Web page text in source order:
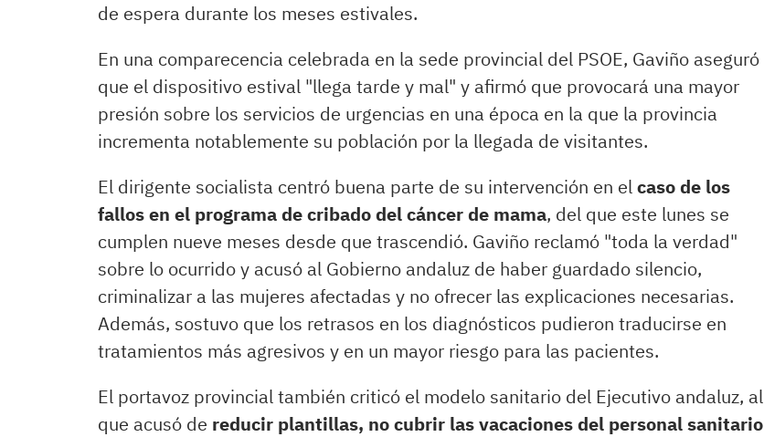
de espera durante los meses estivales.
En una comparecencia celebrada en la sede provincial del PSOE, Gaviño aseguró
que el dispositivo estival "llega tarde y mal" y afirmó que provocará una mayor
presión sobre los servicios de urgencias en una época en la que la provincia
incrementa notablemente su población por la llegada de visitantes.
El dirigente socialista centró buena parte de su intervención en elcaso de los
fallos en el programa de cribado del cáncer de mama, del que este lunes se
cumplen nueve meses desde que trascendió. Gaviño reclamó "toda la verdad"
sobre lo ocurrido y acusó al Gobierno andaluz de haber guardado silencio,
criminalizar a las mujeres afectadas y no ofrecer las explicaciones necesarias.
Además, sostuvo que los retrasos en los diagnósticos pudieron traducirse en
tratamientos más agresivos y en un mayor riesgo para las pacientes.
El portavoz provincial también criticó el modelo sanitario del Ejecutivo andaluz, al
que acusó de reducir plantillas, no cubrir las vacaciones del personal sanitario